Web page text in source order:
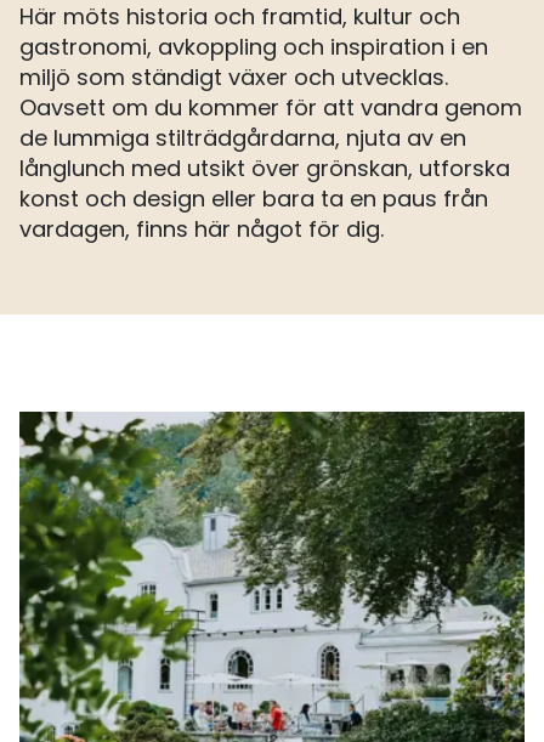
Här möts historia och framtid, kultur och
gastronomi, avkoppling och inspiration i en
miljö som ständigt växer och utvecklas.
Oavsett om du kommer för att vandra genom
de lummiga stilträdgårdarna, njuta av en
långlunch med utsikt över grönskan, utforska
konst och design eller bara ta en paus från
vardagen, finns här något för dig.